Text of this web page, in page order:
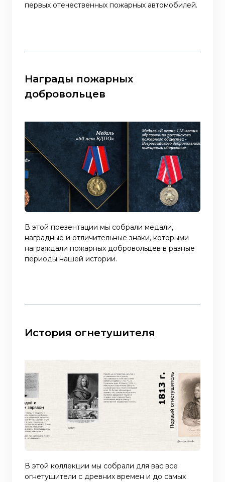
первых отечественных пожарных автомобилей.
Награды пожарных
добровольцев
В этой презентации мы собрали медали,
наградные и отличительные знаки, которыми
награждали пожарных добровольцев в разные
периоды нашей истории.
История огнетушителя
В этой коллекции мы собрали для вас все
огнетушители с древних времен и до самых